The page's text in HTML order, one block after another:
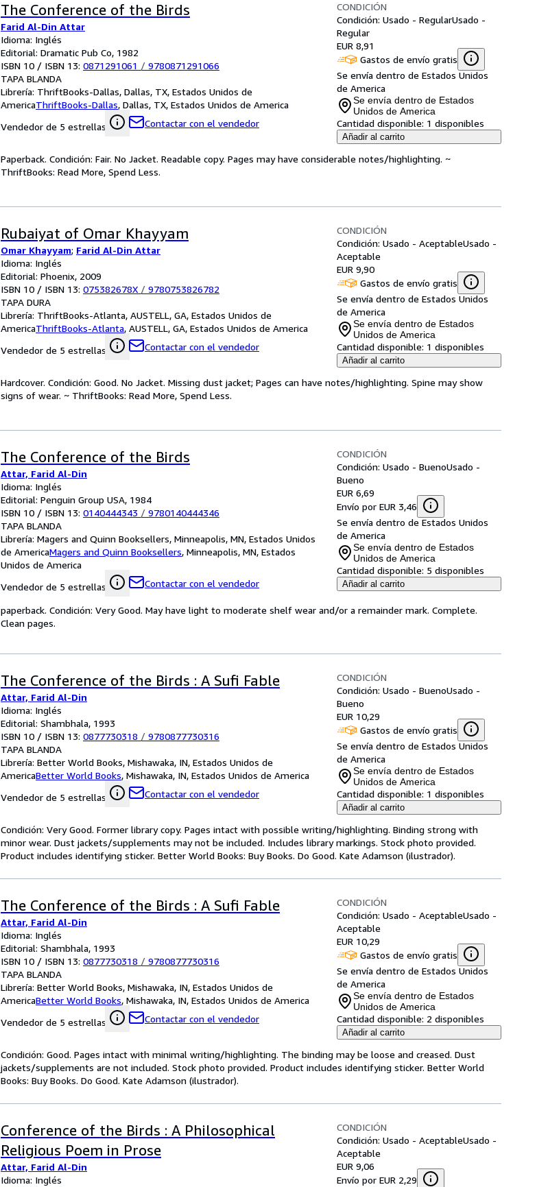
The Conference of the Birds
Farid Al-Din Attar
Idioma: Inglés
Editorial: Dramatic Pub Co, 1982
ISBN 10 / ISBN 13: 0871291061 / 9780871291066
TAPA BLANDA
Librería: ThriftBooks-Dallas, Dallas, TX, Estados Unidos de
AmericaThriftBooks-Dallas, Dallas, TX, Estados Unidos de America
Vendedor de 5 estrellas
Contactar con el vendedor
CONDICIÓN
Condición: Usado - RegularUsado -
Regular
EUR 8,91
Gastos de envío gratis
Se envía dentro de Estados Unidos
de America
Se envía dentro de Estados
Unidos de America
Cantidad disponible: 1 disponibles
Añadir al carrito
Paperback. Condición: Fair. No Jacket. Readable copy. Pages may have considerable notes/highlighting. ~
ThriftBooks: Read More, Spend Less.
Rubaiyat of Omar Khayyam
Omar Khayyam; Farid Al-Din Attar
Idioma: Inglés
Editorial: Phoenix, 2009
ISBN 10 / ISBN 13: 075382678X / 9780753826782
TAPA DURA
Librería: ThriftBooks-Atlanta, AUSTELL, GA, Estados Unidos de
AmericaThriftBooks-Atlanta, AUSTELL, GA, Estados Unidos de America
Vendedor de 5 estrellas
Contactar con el vendedor
CONDICIÓN
Condición: Usado - AceptableUsado -
Aceptable
EUR 9,90
Gastos de envío gratis
Se envía dentro de Estados Unidos
de America
Se envía dentro de Estados
Unidos de America
Cantidad disponible: 1 disponibles
Añadir al carrito
Hardcover. Condición: Good. No Jacket. Missing dust jacket; Pages can have notes/highlighting. Spine may show
signs of wear. ~ ThriftBooks: Read More, Spend Less.
The Conference of the Birds
Attar, Farid Al-Din
Idioma: Inglés
Editorial: Penguin Group USA, 1984
ISBN 10 / ISBN 13: 0140444343 / 9780140444346
TAPA BLANDA
Librería: Magers and Quinn Booksellers, Minneapolis, MN, Estados Unidos
de AmericaMagers and Quinn Booksellers, Minneapolis, MN, Estados
Unidos de America
Vendedor de 5 estrellas
Contactar con el vendedor
CONDICIÓN
Condición: Usado - BuenoUsado -
Bueno
EUR 6,69
Envío por EUR 3,46
Se envía dentro de Estados Unidos
de America
Se envía dentro de Estados
Unidos de America
Cantidad disponible: 5 disponibles
Añadir al carrito
paperback. Condición: Very Good. May have light to moderate shelf wear and/or a remainder mark. Complete.
Clean pages.
The Conference of the Birds : A Sufi Fable
Attar, Farid Al-Din
Idioma: Inglés
Editorial: Shambhala, 1993
ISBN 10 / ISBN 13: 0877730318 / 9780877730316
TAPA BLANDA
Librería: Better World Books, Mishawaka, IN, Estados Unidos de
AmericaBetter World Books, Mishawaka, IN, Estados Unidos de America
Vendedor de 5 estrellas
Contactar con el vendedor
CONDICIÓN
Condición: Usado - BuenoUsado -
Bueno
EUR 10,29
Gastos de envío gratis
Se envía dentro de Estados Unidos
de America
Se envía dentro de Estados
Unidos de America
Cantidad disponible: 1 disponibles
Añadir al carrito
Condición: Very Good. Former library copy. Pages intact with possible writing/highlighting. Binding strong with
minor wear. Dust jackets/supplements may not be included. Includes library markings. Stock photo provided.
Product includes identifying sticker. Better World Books: Buy Books. Do Good. Kate Adamson (ilustrador).
The Conference of the Birds : A Sufi Fable
Attar, Farid Al-Din
Idioma: Inglés
Editorial: Shambhala, 1993
ISBN 10 / ISBN 13: 0877730318 / 9780877730316
TAPA BLANDA
Librería: Better World Books, Mishawaka, IN, Estados Unidos de
AmericaBetter World Books, Mishawaka, IN, Estados Unidos de America
Vendedor de 5 estrellas
Contactar con el vendedor
CONDICIÓN
Condición: Usado - AceptableUsado -
Aceptable
EUR 10,29
Gastos de envío gratis
Se envía dentro de Estados Unidos
de America
Se envía dentro de Estados
Unidos de America
Cantidad disponible: 2 disponibles
Añadir al carrito
Condición: Good. Pages intact with minimal writing/highlighting. The binding may be loose and creased. Dust
jackets/supplements are not included. Stock photo provided. Product includes identifying sticker. Better World
Books: Buy Books. Do Good. Kate Adamson (ilustrador).
Conference of the Birds : A Philosophical
Religious Poem in Prose
Attar, Farid Al-Din
Idioma: Inglés
CONDICIÓN
Condición: Usado - AceptableUsado -
Aceptable
EUR 9,06
Envío por EUR 2,29